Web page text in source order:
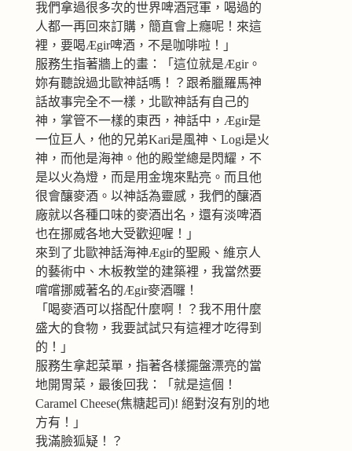
我們拿過很多次的世界啤酒冠軍，喝過的
人都一再回來訂購，簡直會上癮呢！來這
裡，要喝Ægir啤酒，不是咖啡啦！」
服務生指著牆上的畫：「這位就是Ægir。
妳有聽說過北歐神話嗎！？跟希臘羅馬神
話故事完全不一樣，北歐神話有自己的
神，掌管不一樣的東西，神話中，Ægir是
一位巨人，他的兄弟Kari是風神、Logi是火
神，而他是海神。他的殿堂總是閃耀，不
是以火為燈，而是用金塊來點亮。而且他
很會釀麥酒。以神話為靈感，我們的釀酒
廠就以各種口味的麥酒出名，還有淡啤酒
也在挪威各地大受歡迎喔！」
來到了北歐神話海神Ægir的聖殿、維京人
的藝術中、木板教堂的建築裡，我當然要
嚐嚐挪威著名的Ægir麥酒囉！
「喝麥酒可以搭配什麼啊！？我不用什麼
盛大的食物，我要試試只有這裡才吃得到
的！」
服務生拿起菜單，指著各樣擺盤漂亮的當
地開胃菜，最後回我：「就是這個！
Caramel Cheese(焦糖起司)! 絕對沒有別的地
方有！」
我滿臉狐疑！？